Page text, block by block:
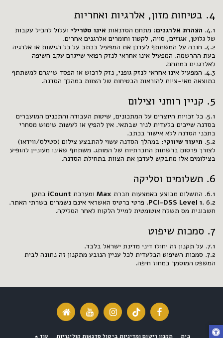
4. בטיחות מזון, אלרגיות ואחריות
4.1. הצהרת אלרגנים: מתחם הסדנאות אינו סטרילי ועלול להכיל עקבות
של גלוטן, אגוזים, סויה, לקטוז וחומרים אלרגנים אחרים.
4.2. חובה על המשתתף לעדכן את המפעיל בכתב על כל רגישות או אלרגיה
בעת ההרשמה. המפעיל אינו אחראי לנזק רפואי שייגרם עקב חשיפה
לאלרגנים במתחם.
4.3. המפעיל אינו אחראי לנזק גופני, נזק לרכוש או הפסד שייגרם למשתתף
כתוצאה מאי-ציות להוראות הבטיחות של הצוות במהלך הסדנה.
5. קניין רוחני וצילום
5.1. כל זכויות היוצרים על המתכונים, שיטות העבודה והתכנים המועברים
בסדנה שייכים בלעדית לניר שבתאי. אין להפיץ או לעשות שימוש מסחרי
בתכני הסדנה ללא אישור בכתב.
5.2. תיעוד שיווקי: במהלך הסדנה עשוי להתבצע צילום (סטילס/ווידאו)
לצורך פרסום ברשתות החברתיות של המותג. משתתף שאינו מעוניין להופיע
בצילומים אלו מתבקש לעדכן את הצוות בתחילת הסדנה.
6. תשלומים וסליקה
6.1. התשלום מבוצע באמצעות חברת Max ומערכת iCount בתקן
PCI-DSS Level 1. 6.2. פרטי כרטיס האשראי אינם נשמרים בשרתי האתר.
חשבונית מס תשלח אוטומטית למייל הלקוח לאחר הסליקה.
7. סמכות שיפוט
7.1. על תקנון זה יחולו דיני מדינת ישראל בלבד.
7.2. סמכות השיפוט הבלעדית לכל עניין הנובע מתקנון זה נתונה לבית
המשפט המוסמך במחוז חיפה.
בית תקנון רישום ומדיניות ביטול סדנאות קולינריות עוד